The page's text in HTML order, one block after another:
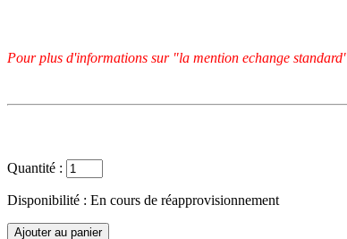
Pour plus d'informations sur "la mention echange
Quantité :
Disponibilité : En cours de réapprovisionnement